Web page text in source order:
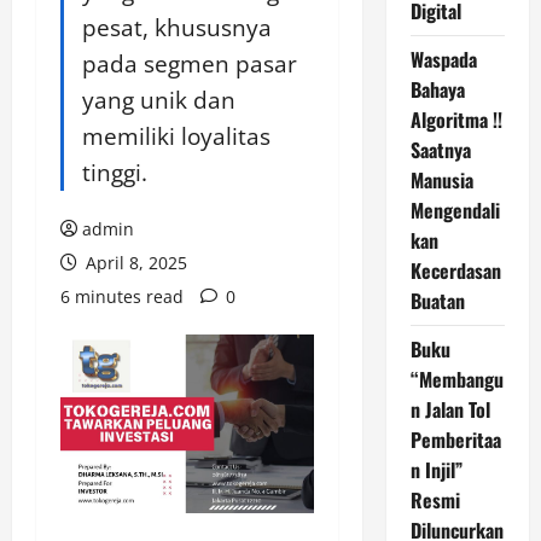
pesat, khususnya
pada segmen pasar
yang unik dan
memiliki loyalitas
tinggi.
admin
April 8, 2025
6 minutes read
0
Digital
Waspada
Bahaya
Algoritma !!
Saatnya
Manusia
Mengendali
kan
Kecerdasan
Buatan
Buku
“Membangu
n Jalan Tol
Pemberitaa
n Injil”
Resmi
Diluncurkan